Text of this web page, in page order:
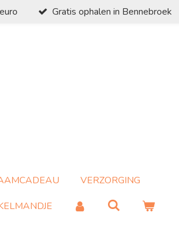
Gratis ophalen in Bennebroek
VERZORGING